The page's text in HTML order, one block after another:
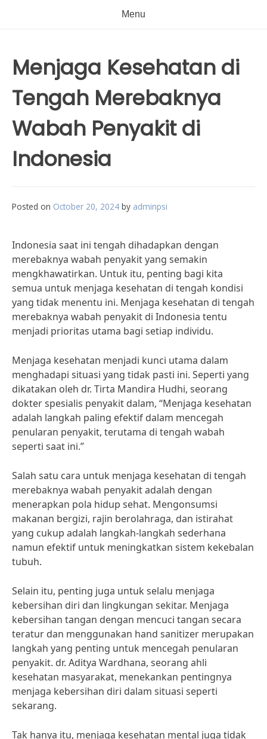
Menu
Menjaga Kesehatan di
Tengah Merebaknya
Wabah Penyakit di
Indonesia
Posted on October 20, 2024 by adminpsi
Indonesia saat ini tengah dihadapkan dengan
merebaknya wabah penyakit yang semakin
mengkhawatirkan. Untuk itu, penting bagi kita
semua untuk menjaga kesehatan di tengah kondisi
yang tidak menentu ini. Menjaga kesehatan di tengah
merebaknya wabah penyakit di Indonesia tentu
menjadi prioritas utama bagi setiap individu.
Menjaga kesehatan menjadi kunci utama dalam
menghadapi situasi yang tidak pasti ini. Seperti yang
dikatakan oleh dr. Tirta Mandira Hudhi, seorang
dokter spesialis penyakit dalam, “Menjaga kesehatan
adalah langkah paling efektif dalam mencegah
penularan penyakit, terutama di tengah wabah
seperti saat ini.”
Salah satu cara untuk menjaga kesehatan di tengah
merebaknya wabah penyakit adalah dengan
menerapkan pola hidup sehat. Mengonsumsi
makanan bergizi, rajin berolahraga, dan istirahat
yang cukup adalah langkah-langkah sederhana
namun efektif untuk meningkatkan sistem kekebalan
tubuh.
Selain itu, penting juga untuk selalu menjaga
kebersihan diri dan lingkungan sekitar. Menjaga
kebersihan tangan dengan mencuci tangan secara
teratur dan menggunakan hand sanitizer merupakan
langkah yang penting untuk mencegah penularan
penyakit. dr. Aditya Wardhana, seorang ahli
kesehatan masyarakat, menekankan pentingnya
menjaga kebersihan diri dalam situasi seperti
sekarang.
Tak hanya itu, menjaga kesehatan mental juga tidak